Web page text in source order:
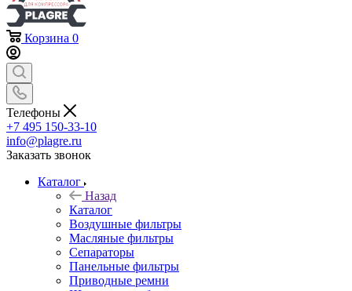
Корзина 0
Телефоны
+7 495 150-33-10
info@plagre.ru
Заказать звонок
Каталог
Назад
Каталог
Воздушные фильтры
Масляные фильтры
Сепараторы
Панельные фильтры
Приводные ремни